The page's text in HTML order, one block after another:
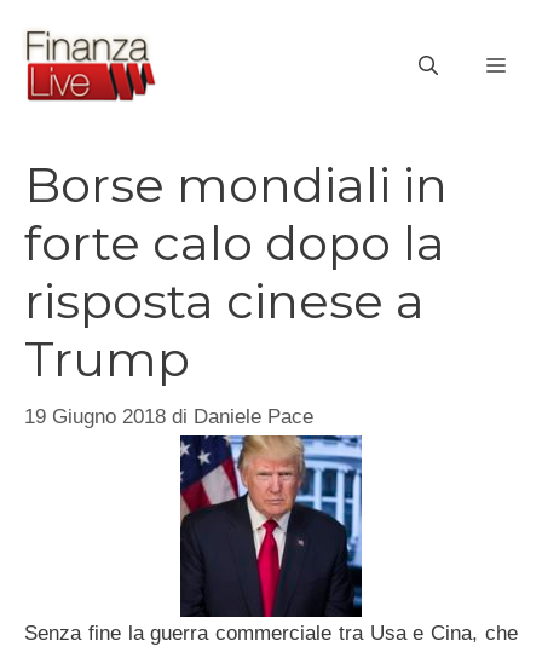
contenuto
Borse mondiali in
forte calo dopo la
risposta cinese a
Trump
19 Giugno 2018 di Daniele Pace
Senza fine la guerra commerciale tra Usa e Cina, che